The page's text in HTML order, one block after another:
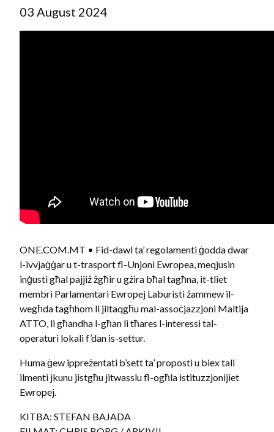
03 August 2024
ONE.COM.MT • Fid-dawl ta’ regolamenti ġodda dwar
l-ivvjaġġar u t-trasport fl-Unjoni Ewropea, meqjusin
inġusti għal pajjiż żgħir u gżira bħal tagħna, it-tliet
membri Parlamentari Ewropej Laburisti żammew il-
wegħda tagħhom li jiltaqgħu mal-assoċjazzjoni Maltija
ATTO, li għandha l-għan li tħares l-interessi tal-
operaturi lokali f’dan is-settur.
Huma ġew ippreżentati b’sett ta’ proposti u biex tali
ilmenti jkunu jistgħu jitwasslu fl-ogħla istituzzjonijiet
Ewropej.
KITBA: STEFAN BAJADA